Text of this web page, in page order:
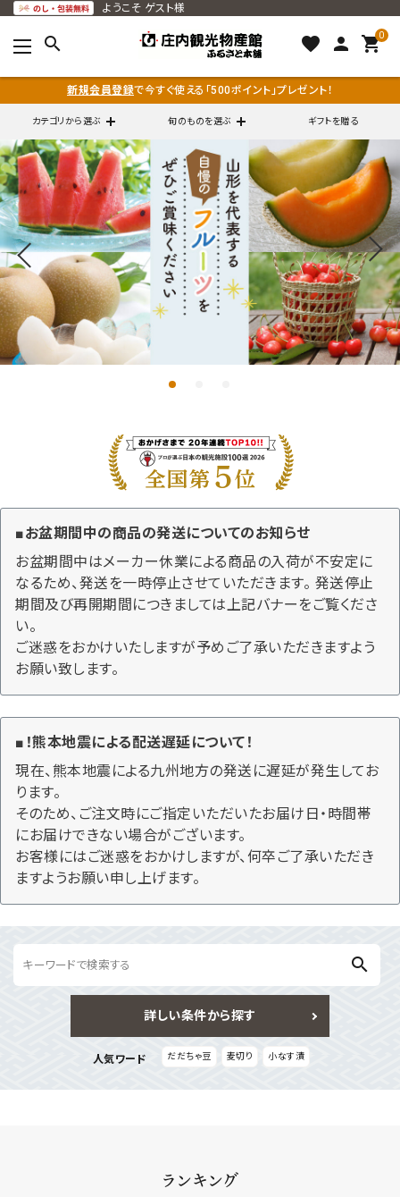
ようこそ ゲスト様
search favorite person 0
shopping_cart
新規会員登録で今すぐ使える「500ポイント」プレゼント！
カテゴリから選ぶ 旬のものを選ぶ ギフトを贈る
search
call 0120-79-5111
schedule
通販営業時間 - 平日9:00～12:00
（※FAXでの注文は随時対応）
ACCOUNT MENU
ようこそ ゲスト 様
熨斗（のし）・包装無料
カテゴリーから選ぶ
山形のお土産から選ぶ
価格から選ぶ
コンテンツ
プライバシーポリシー
特定商取引法について
お問い合わせ
■お盆期間中の商品の発送についてのお知らせ
お盆期間中はメーカー休業による商品の入荷が不安定に
なるため、発送を一時停止させていただきます。 発送停止
期間及び再開期間につきましては上記バナーをご覧くださ
い。
ご迷惑をおかけいたしますが予めご了承いただきますよう
お願い致します。
■！熊本地震による配送遅延について！
現在、熊本地震による九州地方の発送に遅延が発生してお
ります。
そのため、ご注文時にご指定いただいたお届け日・時間帯
にお届けできない場合がございます。
お客様にはご迷惑をおかけしますが、何卒ご了承いただき
ますようお願い申し上げます。
search
詳しい条件から探す
人気ワード だだちゃ豆 麦切り 小なす漬
ランキング